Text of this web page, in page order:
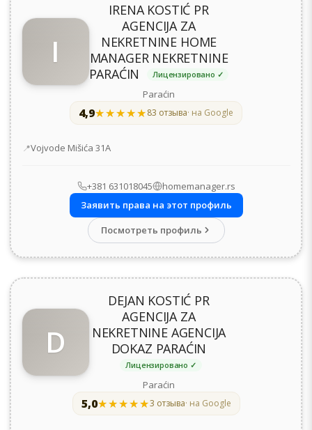
I
IRENA KOSTIĆ PR
AGENCIJA ZA
NEKRETNINE HOME
MANAGER NEKRETNINE
PARAĆIN
Лицензировано ✓
Paraćin
4,9★★★★★
★★★★★83 отзыва· на Google
Адрес
Vojvode Mišića 31А
+381 631018045
homemanager.rs
Заявить права на этот профиль
Посмотреть профиль
D
DEJAN KOSTIĆ PR
AGENCIJA ZA
NEKRETNINE AGENCIJA
DOKAZ PARAĆIN
Лицензировано ✓
Paraćin
5,0★★★★★
★★★★★3 отзыва· на Google